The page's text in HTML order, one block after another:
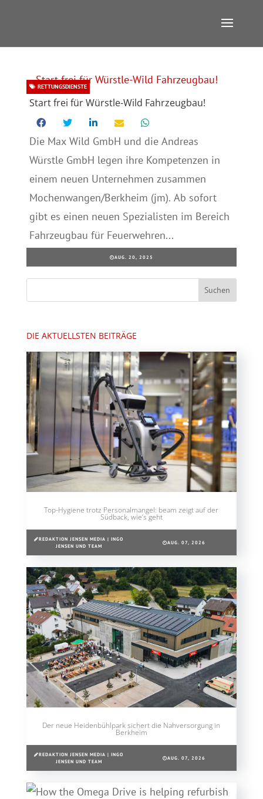
Start frei für Würstle-Wild Fahrzeugbau!
RETTUNGSDIENSTE
Die Max Wild GmbH und die Andreas
Würstle GmbH legen ihre Kompetenzen in
einem neuen Unternehmen zusammen
Mochenwangen/Berkheim (jm). Ab sofort
gibt es einen neuen Spezialisten im Bereich
Fahrzeugbau für Feuerwehren...
AUG. 20, 2025
DIE AKTUELLSTEN BEITRÄGE
Top-Hygiene trotz Personalmangel: beam zeigt auf der
Südback, wie’s geht
REDAKTION JENSEN MEDIA | INGO
JENSEN UND TEAM
AUG. 07, 2026
Der neue Heidenbühlpark sichert die Nahversorgung in
Berkheim
REDAKTION JENSEN MEDIA | INGO
JENSEN UND TEAM
AUG. 07, 2026